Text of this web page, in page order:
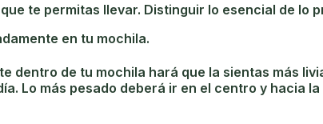
te permitas llevar. Distinguir lo esencial de lo
en tu mochila.
dentro de tu mochila hará que la sientas más
Lo más pesado deberá ir en el centro y hacia